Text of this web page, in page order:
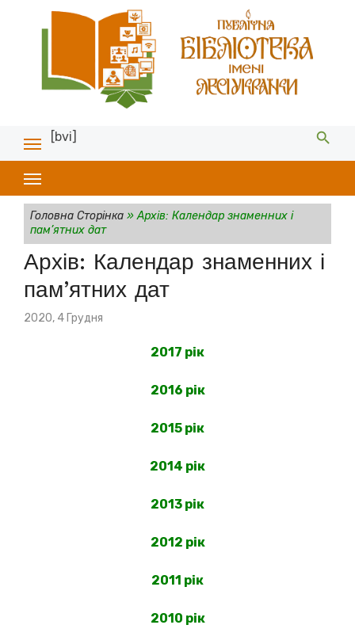
[bvi]
Головна Сторінка»Архів: Календар знаменних і
пам’ятних дат
Архів: Календар знаменних і
пам’ятних дат
Posted
2020, 4 Грудня
2017 рік
2016 рік
2015 рік
2014 рік
2013 рік
2012 рік
2011 рік
2010 рік